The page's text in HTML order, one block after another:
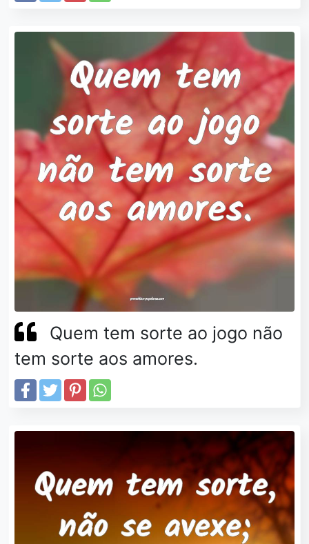
Quem tem sorte ao jogo não
tem sorte aos amores.